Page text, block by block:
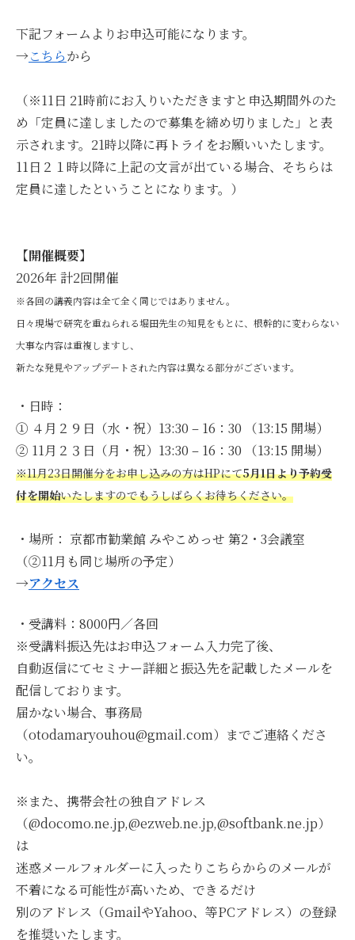
下記フォームよりお申込可能になります。
→こちらから
（※11日 21時前にお入りいただきますと申込期間外のた
め「定員に達しましたので募集を締め切りました」と表
示されます。21時以降に再トライをお願いいたします。
11日２１時以降に上記の文言が出ている場合、そちらは
定員に達したということになります。）
【開催概要】
2026年 計2回開催
※各回の講義内容は全て全く同じではありません。
日々現場で研究を重ねられる堀田先生の知見をもとに、根幹的に変わらない
大事な内容は重複しますし、
新たな発見やアップデートされた内容は異なる部分がございます。
・日時：
① ４月２９日（水・祝）13:30 – 16：30 （13:15 開場）
② 11月２３日（月・祝）13:30 – 16：30 （13:15 開場）
※11月23日開催分をお申し込みの方はHPにて5月1日より予約受
付を開始いたしますのでもうしばらくお待ちください。
・場所： 京都市勧業館 みやこめっせ 第2・3会議室
（②11月も同じ場所の予定）
→アクセス
・受講料：8000円／各回
※受講料振込先はお申込フォーム入力完了後、
自動返信にてセミナー詳細と振込先を記載したメールを
配信しております。
届かない場合、事務局
（otodamaryouhou@gmail.com）までご連絡くださ
い。
※また、携帯会社の独自アドレス
（@docomo.ne.jp,@ezweb.ne.jp,@softbank.ne.jp）
は
迷惑メールフォルダーに入ったりこちらからのメールが
不着になる可能性が高いため、できるだけ
別のアドレス（GmailやYahoo、等PCアドレス）の登録
を推奨いたします。